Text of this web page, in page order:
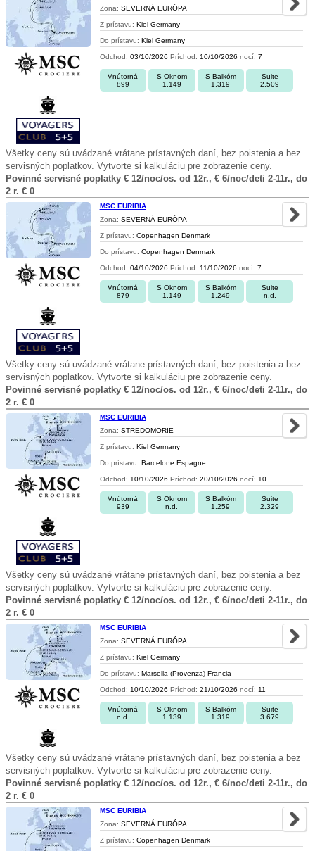
Zona: SEVERNÁ EURÓPA
Z prístavu: Kiel Germany
Do prístavu: Kiel Germany
Odchod: 03/10/2026 Príchod: 10/10/2026 nocí: 7
Vnútorná
899
S Oknom
1.149
S Balkóm
1.319
Suite
2.509
Všetky ceny sú uvádzané vrátane prístavných daní, bez poistenia a bez
servisných poplatkov. Vytvorte si kalkuláciu pre zobrazenie ceny.
Povinné servisné poplatky € 12/noc/os. od 12r., € 6/noc/deti 2-11r., do
2 r. € 0
MSC EURIBIA
Zona: SEVERNÁ EURÓPA
Z prístavu: Copenhagen Denmark
Do prístavu: Copenhagen Denmark
Odchod: 04/10/2026 Príchod: 11/10/2026 nocí: 7
Vnútorná
879
S Oknom
1.149
S Balkóm
1.249
Suite
n.d.
Všetky ceny sú uvádzané vrátane prístavných daní, bez poistenia a bez
servisných poplatkov. Vytvorte si kalkuláciu pre zobrazenie ceny.
Povinné servisné poplatky € 12/noc/os. od 12r., € 6/noc/deti 2-11r., do
2 r. € 0
MSC EURIBIA
Zona: STREDOMORIE
Z prístavu: Kiel Germany
Do prístavu: Barcelone Espagne
Odchod: 10/10/2026 Príchod: 20/10/2026 nocí: 10
Vnútorná
939
S Oknom
n.d.
S Balkóm
1.259
Suite
2.329
Všetky ceny sú uvádzané vrátane prístavných daní, bez poistenia a bez
servisných poplatkov. Vytvorte si kalkuláciu pre zobrazenie ceny.
Povinné servisné poplatky € 12/noc/os. od 12r., € 6/noc/deti 2-11r., do
2 r. € 0
MSC EURIBIA
Zona: SEVERNÁ EURÓPA
Z prístavu: Kiel Germany
Do prístavu: Marsella (Provenza) Francia
Odchod: 10/10/2026 Príchod: 21/10/2026 nocí: 11
Vnútorná
n.d.
S Oknom
1.139
S Balkóm
1.319
Suite
3.679
Všetky ceny sú uvádzané vrátane prístavných daní, bez poistenia a bez
servisných poplatkov. Vytvorte si kalkuláciu pre zobrazenie ceny.
Povinné servisné poplatky € 12/noc/os. od 12r., € 6/noc/deti 2-11r., do
2 r. € 0
MSC EURIBIA
Zona: SEVERNÁ EURÓPA
Z prístavu: Copenhagen Denmark